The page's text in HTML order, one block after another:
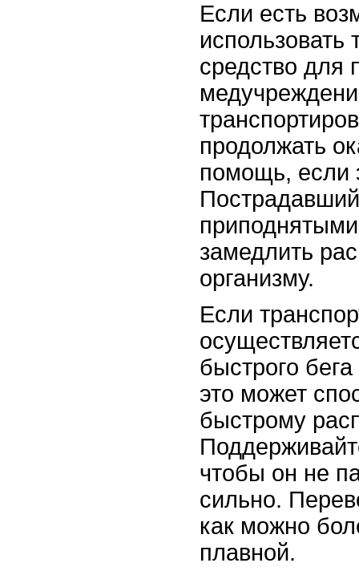
Если есть
использовать
средство для
продолжать
помощь, если
замедлить
организму.
Если
быстрого
это может
быстрому
чтобы он не
сильно.
как можно
плавной.